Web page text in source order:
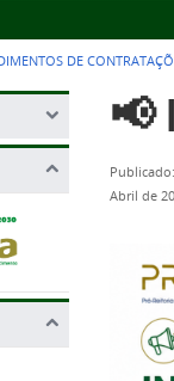
DE
📢
Abril de